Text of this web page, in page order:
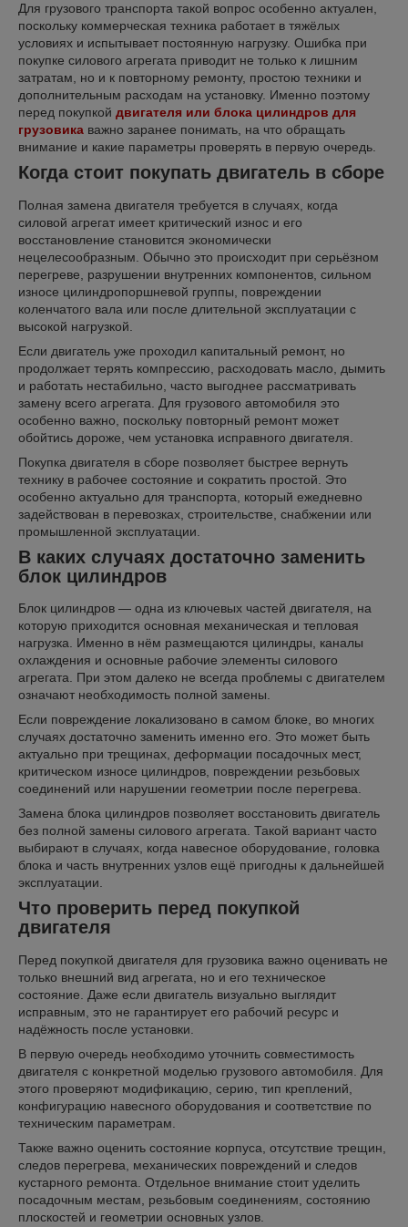
Для грузового транспорта такой вопрос особенно актуален,
поскольку коммерческая техника работает в тяжёлых
условиях и испытывает постоянную нагрузку. Ошибка при
покупке силового агрегата приводит не только к лишним
затратам, но и к повторному ремонту, простою техники и
дополнительным расходам на установку. Именно поэтому
перед покупкой двигателя или блока цилиндров для
грузовика важно заранее понимать, на что обращать
внимание и какие параметры проверять в первую очередь.
Когда стоит покупать двигатель в сборе
Полная замена двигателя требуется в случаях, когда
силовой агрегат имеет критический износ и его
восстановление становится экономически
нецелесообразным. Обычно это происходит при серьёзном
перегреве, разрушении внутренних компонентов, сильном
износе цилиндропоршневой группы, повреждении
коленчатого вала или после длительной эксплуатации с
высокой нагрузкой.
Если двигатель уже проходил капитальный ремонт, но
продолжает терять компрессию, расходовать масло, дымить
и работать нестабильно, часто выгоднее рассматривать
замену всего агрегата. Для грузового автомобиля это
особенно важно, поскольку повторный ремонт может
обойтись дороже, чем установка исправного двигателя.
Покупка двигателя в сборе позволяет быстрее вернуть
технику в рабочее состояние и сократить простой. Это
особенно актуально для транспорта, который ежедневно
задействован в перевозках, строительстве, снабжении или
промышленной эксплуатации.
В каких случаях достаточно заменить
блок цилиндров
Блок цилиндров — одна из ключевых частей двигателя, на
которую приходится основная механическая и тепловая
нагрузка. Именно в нём размещаются цилиндры, каналы
охлаждения и основные рабочие элементы силового
агрегата. При этом далеко не всегда проблемы с двигателем
означают необходимость полной замены.
Если повреждение локализовано в самом блоке, во многих
случаях достаточно заменить именно его. Это может быть
актуально при трещинах, деформации посадочных мест,
критическом износе цилиндров, повреждении резьбовых
соединений или нарушении геометрии после перегрева.
Замена блока цилиндров позволяет восстановить двигатель
без полной замены силового агрегата. Такой вариант часто
выбирают в случаях, когда навесное оборудование, головка
блока и часть внутренних узлов ещё пригодны к дальнейшей
эксплуатации.
Что проверить перед покупкой
двигателя
Перед покупкой двигателя для грузовика важно оценивать не
только внешний вид агрегата, но и его техническое
состояние. Даже если двигатель визуально выглядит
исправным, это не гарантирует его рабочий ресурс и
надёжность после установки.
В первую очередь необходимо уточнить совместимость
двигателя с конкретной моделью грузового автомобиля. Для
этого проверяют модификацию, серию, тип креплений,
конфигурацию навесного оборудования и соответствие по
техническим параметрам.
Также важно оценить состояние корпуса, отсутствие трещин,
следов перегрева, механических повреждений и следов
кустарного ремонта. Отдельное внимание стоит уделить
посадочным местам, резьбовым соединениям, состоянию
плоскостей и геометрии основных узлов.